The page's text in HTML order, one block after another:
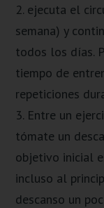
2. ejecuta el
semana) y
todos los días.
tiempo de
repeticiones
3. Entre un
tómate un
objetivo inicial
incluso al
descanso un